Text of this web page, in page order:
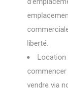
liberté.
Location
commencer
vendre via